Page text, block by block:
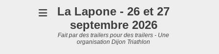
La Lapone - 26 et 27
septembre 2026
Fait par des trailers pour des trailers - Une
organisation Dijon Triathlon